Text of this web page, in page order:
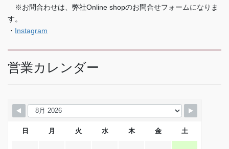
※お問合わせは、弊社Online shopのお問合せフォームになりま
す。
・ Instagram
営業カレンダー
日 月 火 水 木 金 土